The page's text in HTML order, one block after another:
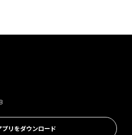
プリをダウンロード